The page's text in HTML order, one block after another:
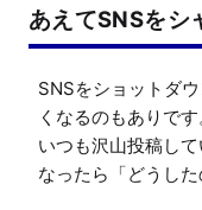
あえてSNSをシ
SNSをショットダ
くなるのもありです
いつも沢山投稿し
なったら「どうした